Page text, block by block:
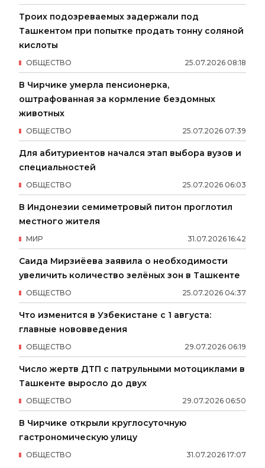
Троих подозреваемых задержали под
Ташкентом при попытке продать тонну соляной
кислоты
25.07.2026 08:18
ОБЩЕСТВО
В Чирчике умерла пенсионерка,
оштрафованная за кормление бездомных
животных
25.07.2026 07:39
ОБЩЕСТВО
Для абитуриентов начался этап выбора вузов и
специальностей
25.07.2026 06:03
ОБЩЕСТВО
В Индонезии семиметровый питон проглотил
местного жителя
31.07.2026 16:42
МИР
Саида Мирзиёева заявила о необходимости
увеличить количество зелёных зон в Ташкенте
25.07.2026 04:37
ОБЩЕСТВО
Что изменится в Узбекистане с 1 августа:
главные нововведения
29.07.2026 06:19
ОБЩЕСТВО
Число жертв ДТП с патрульными мотоциклами в
Ташкенте выросло до двух
29.07.2026 06:50
ОБЩЕСТВО
В Чирчике открыли круглосуточную
гастрономическую улицу
31.07.2026 17:07
ОБЩЕСТВО